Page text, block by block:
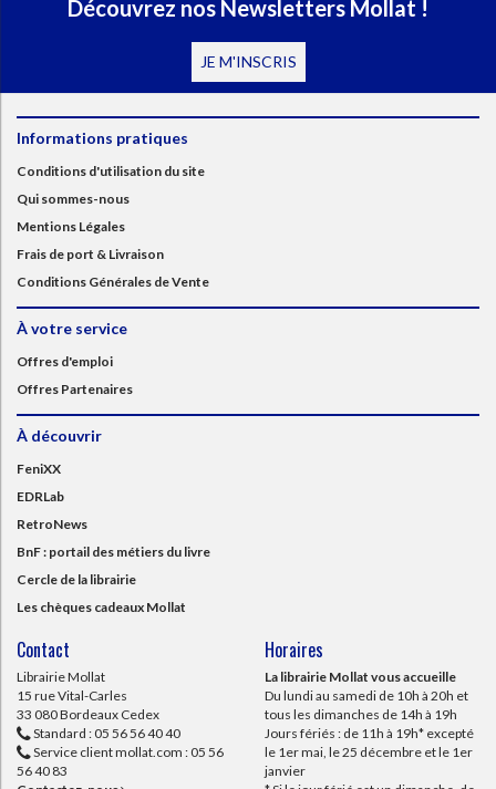
Découvrez nos Newsletters Mollat !
JE M'INSCRIS
Informations pratiques
Conditions d'utilisation du site
Qui sommes-nous
Mentions Légales
Frais de port & Livraison
Conditions Générales de Vente
À votre service
Offres d'emploi
Offres Partenaires
À découvrir
FeniXX
EDRLab
RetroNews
BnF : portail des métiers du livre
Cercle de la librairie
Les chèques cadeaux Mollat
Contact
Librairie Mollat
15 rue Vital-Carles
33 080 Bordeaux Cedex
Standard : 05 56 56 40 40
Service client mollat.com : 05 56
56 40 83
Horaires
La librairie Mollat vous accueille
Du lundi au samedi de 10h à 20h et
tous les dimanches de 14h à 19h
Jours fériés : de 11h à 19h* excepté
le 1er mai, le 25 décembre et le 1er
janvier